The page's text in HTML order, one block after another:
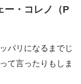
ー・コレノ（P
パリになるまでじ
て言ったりもしま